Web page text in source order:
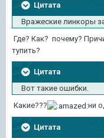
Цитата
Вражеские линкоры
Где? Как? почему?
тупить?
Цитата
Вот такие ошибки.
Какие???
ни
Цитата